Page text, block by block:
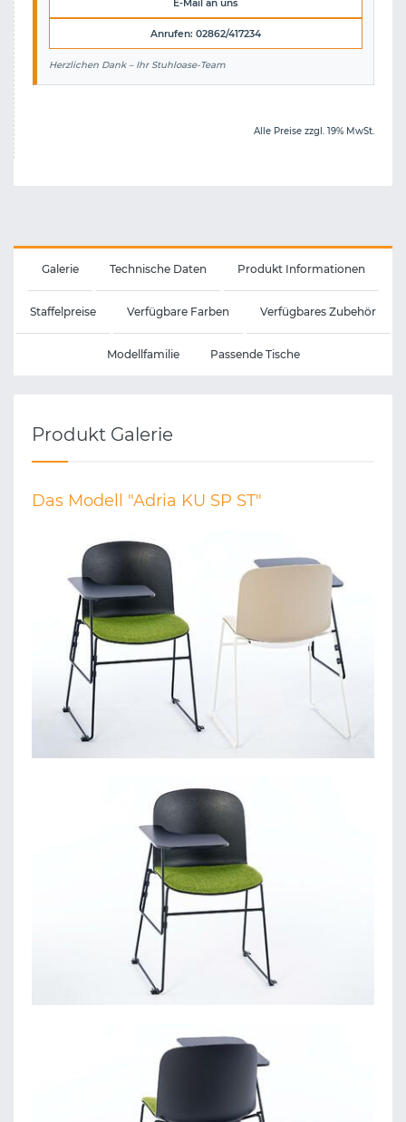
E-Mail an uns
Anrufen: 02862/417234
Herzlichen Dank – Ihr Stuhloase-Team
Alle Preise zzgl. 19% MwSt.
Galerie Technische Daten Produkt Informationen
Staffelpreise Verfügbare Farben Verfügbares Zubehör
Modellfamilie Passende Tische
Produkt Galerie
Das Modell "Adria KU SP ST"